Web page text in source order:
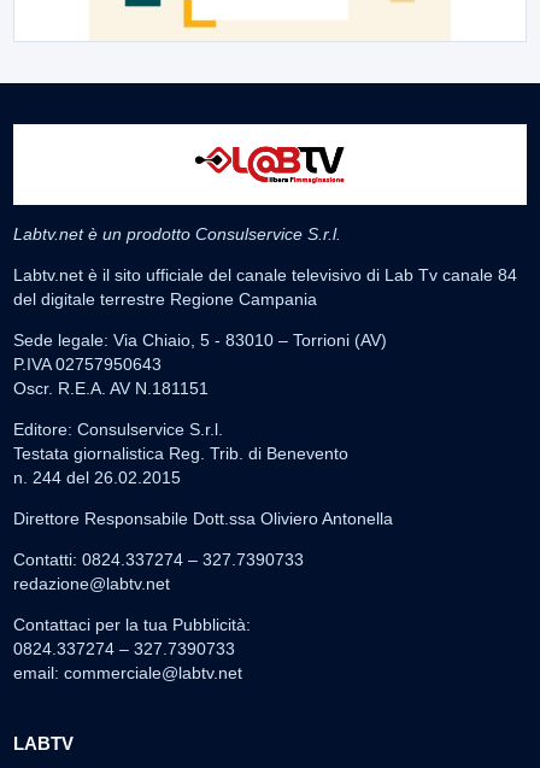
Labtv.net è un prodotto Consulservice S.r.l.
Labtv.net è il sito ufficiale del canale televisivo di Lab Tv canale 84
del digitale terrestre Regione Campania
Sede legale: Via Chiaio, 5 - 83010 – Torrioni (AV)
P.IVA 02757950643
Oscr. R.E.A. AV N.181151
Editore: Consulservice S.r.l.
Testata giornalistica Reg. Trib. di Benevento
n. 244 del 26.02.2015
Direttore Responsabile Dott.ssa Oliviero Antonella
Contatti: 0824.337274 – 327.7390733
redazione@labtv.net
Contattaci per la tua Pubblicità:
0824.337274 – 327.7390733
email: commerciale@labtv.net
LABTV